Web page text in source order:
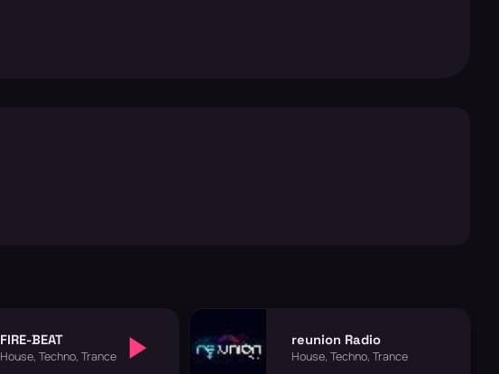
FIRE-BEAT
House, Techno, Trance
reunion Radio
House, Techno, Trance